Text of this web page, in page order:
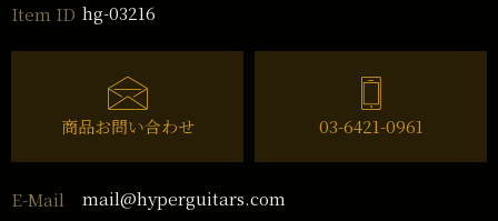
Item ID hg-03216
商品お問い合わせ 03-6421-0961
E-Mail mail@hyperguitars.com